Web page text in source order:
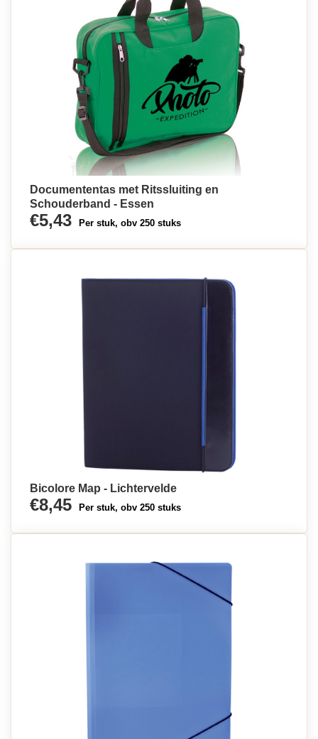
Documententas met Ritssluiting en
Schouderband - Essen
€5,43 Per stuk, obv 250 stuks
Bicolore Map - Lichtervelde
€8,45 Per stuk, obv 250 stuks